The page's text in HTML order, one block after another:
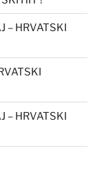
– HRVATSKI
– HRVATSKI